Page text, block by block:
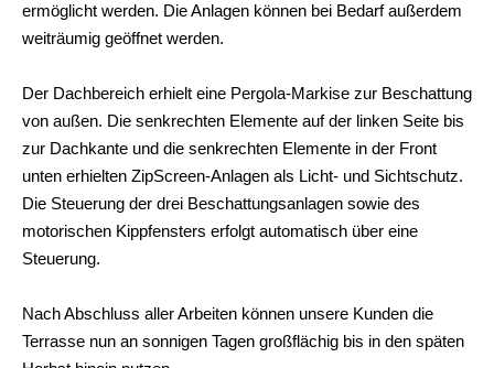
ermöglicht werden. Die Anlagen können bei Bedarf außerdem
weiträumig geöffnet werden.
Der Dachbereich erhielt eine Pergola-Markise zur Beschattung
von außen. Die senkrechten Elemente auf der linken Seite bis
zur Dachkante und die senkrechten Elemente in der Front
unten erhielten ZipScreen-Anlagen als Licht- und Sichtschutz.
Die Steuerung der drei Beschattungsanlagen sowie des
motorischen Kippfensters erfolgt automatisch über eine
Steuerung.
Nach Abschluss aller Arbeiten können unsere Kunden die
Terrasse nun an sonnigen Tagen großflächig bis in den späten